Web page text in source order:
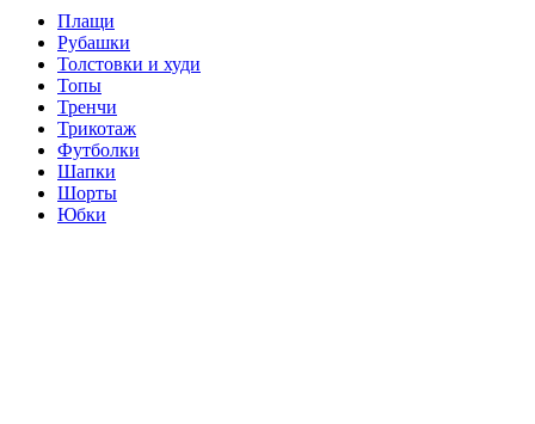
Плащи
Рубашки
Толстовки и худи
Топы
Тренчи
Трикотаж
Футболки
Шапки
Шорты
Юбки